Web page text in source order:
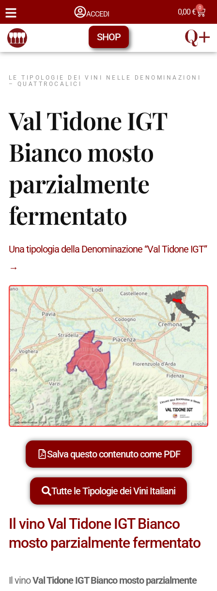
ACCEDI 0,00€ 0
SHOP
LE TIPOLOGIE DEI VINI NELLE DENOMINAZIONI
– QUATTROCALICI
Val Tidone IGT
Bianco mosto
parzialmente
fermentato
Una tipologia della Denominazione “Val Tidone IGT”
→
Salva questo contenuto come PDF
Tutte le Tipologie dei Vini Italiani
Il vino Val Tidone IGT Bianco
mosto parzialmente fermentato
Il vinoVal Tidone IGT Bianco mosto parzialmente